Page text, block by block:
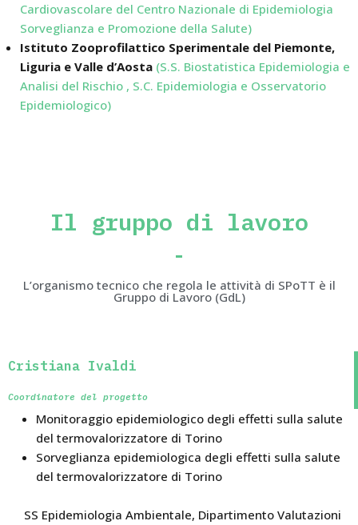
Cardiovascolare del Centro Nazionale di Epidemiologia
Sorveglianza e Promozione della Salute)
Istituto Zooprofilattico Sperimentale del Piemonte,
Liguria e Valle d’Aosta (S.S. Biostatistica Epidemiologia e
Analisi del Rischio , S.C. Epidemiologia e Osservatorio
Epidemiologico)
Il gruppo di lavoro
L’organismo tecnico che regola le attività di SPoTT è il
Gruppo di Lavoro (GdL)
Cristiana Ivaldi
Coordinatore del progetto
Monitoraggio epidemiologico degli effetti sulla salute
del termovalorizzatore di Torino
Sorveglianza epidemiologica degli effetti sulla salute
del termovalorizzatore di Torino
SS Epidemiologia Ambientale, Dipartimento Valutazioni